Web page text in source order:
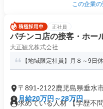
この企業
正社員
パチンコ店の接客・ホー
大正観光株式会社
【地域限定社員】月８～9日
〒891-2122鹿児島県垂水
月給20万円～28万円
求めている人材 【学歴不